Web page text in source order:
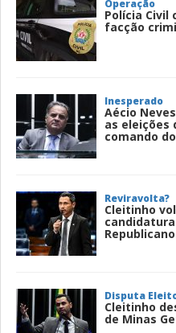
Operação
Polícia Civil
facção
Inesperado
Aécio
as eleições
comando do
Reviravolta?
Cleitinho
Disputa
Cleitinho
de Minas